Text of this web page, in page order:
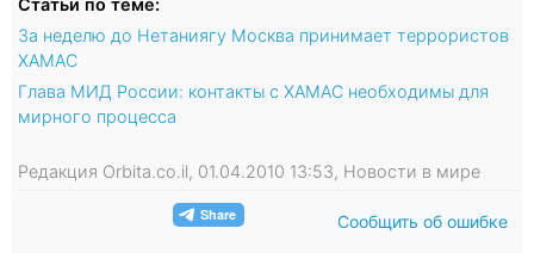
За неделю до Нетаниягу Москва принимает террористов
ХАМАС
Глава МИД России: контакты с ХАМАС необходимы для
мирного процесса
Редакция Orbita.co.il, 01.04.2010 13:53, Новости в мире
Сообщить об ошибке